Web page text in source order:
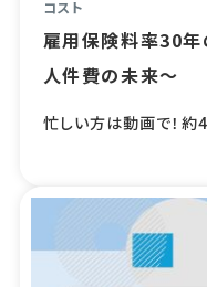
コスト
雇用保険料率30年
人件費の未来～
忙しい方は動画で！約